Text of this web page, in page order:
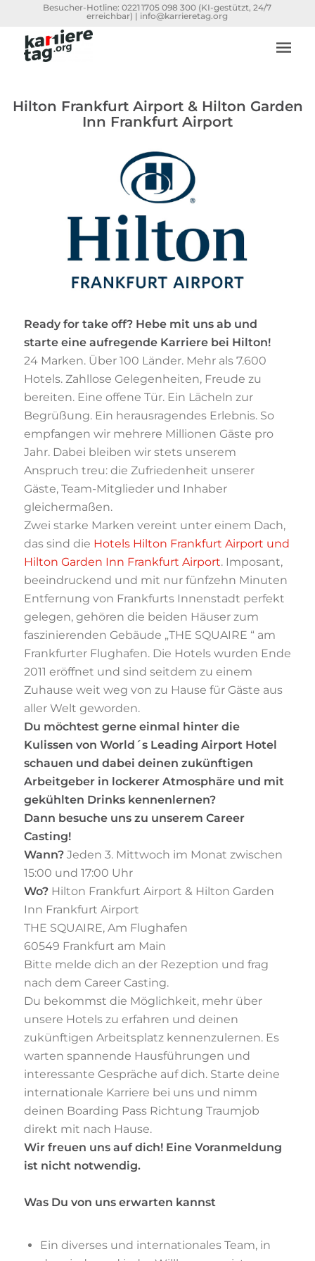
Besucher-Hotline:0221 1705 098 300 (KI-gestützt, 24/7
erreichbar) | info@karrieretag.org
Hilton Frankfurt Airport & Hilton Garden
Inn Frankfurt Airport
Ready for take off? Hebe mit uns ab und
starte eine aufregende Karriere bei Hilton!
24 Marken. Über 100 Länder. Mehr als 7.600
Hotels. Zahllose Gelegenheiten, Freude zu
bereiten. Eine offene Tür. Ein Lächeln zur
Begrüßung. Ein herausragendes Erlebnis. So
empfangen wir mehrere Millionen Gäste pro
Jahr. Dabei bleiben wir stets unserem
Anspruch treu: die Zufriedenheit unserer
Gäste, Team-Mitglieder und Inhaber
gleichermaßen.
Zwei starke Marken vereint unter einem Dach,
das sind die Hotels Hilton Frankfurt Airport und
Hilton Garden Inn Frankfurt Airport. Imposant,
beeindruckend und mit nur fünfzehn Minuten
Entfernung von Frankfurts Innenstadt perfekt
gelegen, gehören die beiden Häuser zum
faszinierenden Gebäude „THE SQUAIRE “ am
Frankfurter Flughafen. Die Hotels wurden Ende
2011 eröffnet und sind seitdem zu einem
Zuhause weit weg von zu Hause für Gäste aus
aller Welt geworden.
Du möchtest gerne einmal hinter die
Kulissen von World´s Leading Airport Hotel
schauen und dabei deinen zukünftigen
Arbeitgeber in lockerer Atmosphäre und mit
gekühlten Drinks kennenlernen?
Dann besuche uns zu unserem Career
Casting!
Wann?Jeden 3. Mittwoch im Monat zwischen
15:00 und 17:00 Uhr
Wo?Hilton Frankfurt Airport & Hilton Garden
Inn Frankfurt Airport
THE SQUAIRE, Am Flughafen
60549 Frankfurt am Main
Bitte melde dich an der Rezeption und frag
nach dem Career Casting.
Du bekommst die Möglichkeit, mehr über
unsere Hotels zu erfahren und deinen
zukünftigen Arbeitsplatz kennenzulernen. Es
warten spannende Hausführungen und
interessante Gespräche auf dich. Starte deine
internationale Karriere bei uns und nimm
deinen Boarding Pass Richtung Traumjob
direkt mit nach Hause.
Wir freuen uns auf dich! Eine Voranmeldung
ist nicht notwendig.
Was Du von uns erwarten kannst
Ein diverses und internationales Team, in